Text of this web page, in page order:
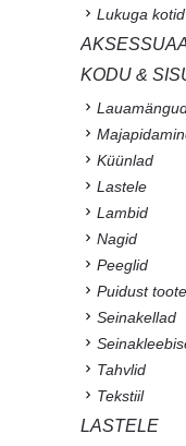
Lukuga kotid
KODU &
Küünlad
Lastele
Lambid
Nagid
Peeglid
Puidust
Seinakellad
Tahvlid
Tekstiil
LASTELE